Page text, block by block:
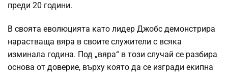
преди 20 години.
В своята еволюцията като лидер Джобс демонстрира
нарастваща вяра в своите служители с всяка
изминала година. Под „вяра“ в този случай се разбира
основа от доверие, върху която да се изгради екипна